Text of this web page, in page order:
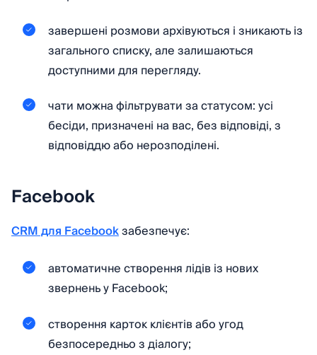
завершені розмови архівуються і зникають із
загального списку, але залишаються
доступними для перегляду.
чати можна фільтрувати за статусом: усі
бесіди, призначені на вас, без відповіді, з
відповіддю або нерозподілені.
Facebook
CRM для Facebookзабезпечує:
автоматичне створення лідів із нових
звернень у Facebook;
створення карток клієнтів або угод
безпосередньо з діалогу;